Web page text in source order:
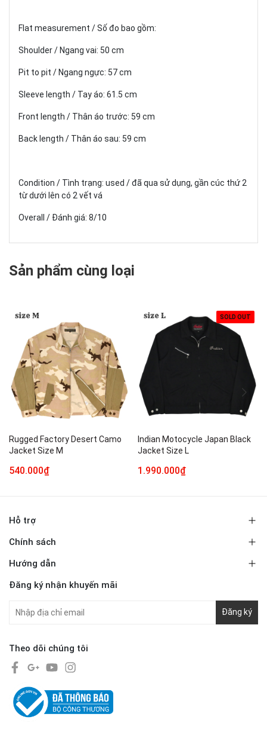
Flat measurement / Số đo bao gồm:
Shoulder / Ngang vai: 50 cm
Pit to pit / Ngang ngực: 57 cm
Sleeve length / Tay áo: 61.5 cm
Front length / Thân áo trước: 59 cm
Back length / Thân áo sau: 59 cm
Condition / Tình trạng: used / đã qua sử dụng, gần cúc thứ 2
từ dưới lên có 2 vết vá
Overall / Đánh giá: 8/10
Sản phẩm cùng loại
Rugged Factory Desert Camo
Jacket Size M
540.000₫
SOLD OUT
Indian Motocycle Japan Black
Jacket Size L
1.990.000₫
Hỗ trợ
Chính sách
Hướng dẫn
Đăng ký nhận khuyến mãi
Đăng ký
Theo dõi chúng tôi